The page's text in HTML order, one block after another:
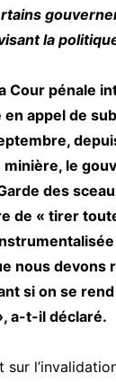
la
Cour pénale
appel de
le
des
de « tirer
nous devons
si on se
a-t-il déclaré.
sur